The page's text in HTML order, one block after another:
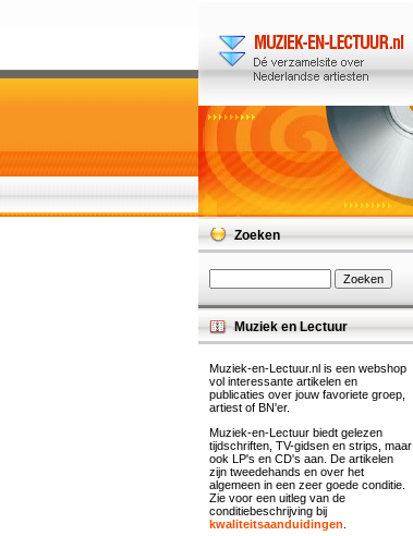
Zoeken
Muziek en Lectuur
Muziek-en-Lectuur.nl is een webshop
vol interessante artikelen en
publicaties over jouw favoriete groep,
artiest of BN'er.
Muziek-en-Lectuur biedt gelezen
tijdschriften, TV-gidsen en strips, maar
ook LP's en CD's aan. De artikelen
zijn tweedehands en over het
algemeen in een zeer goede conditie.
Zie voor een uitleg van de
conditiebeschrijving bij
kwaliteitsaanduidingen